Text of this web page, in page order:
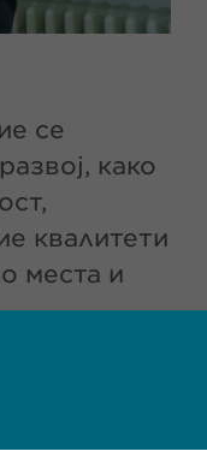
се
како
квалитети
места и